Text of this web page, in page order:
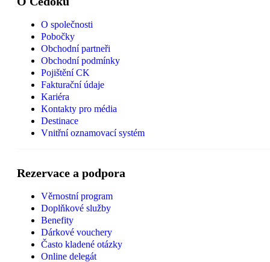
O společnosti
Pobočky
Obchodní partneři
Obchodní podmínky
Pojištění CK
Fakturační údaje
Kariéra
Kontakty pro média
Destinace
Vnitřní oznamovací systém
Rezervace a podpora
Věrnostní program
Doplňkové služby
Benefity
Dárkové vouchery
Často kladené otázky
Online delegát